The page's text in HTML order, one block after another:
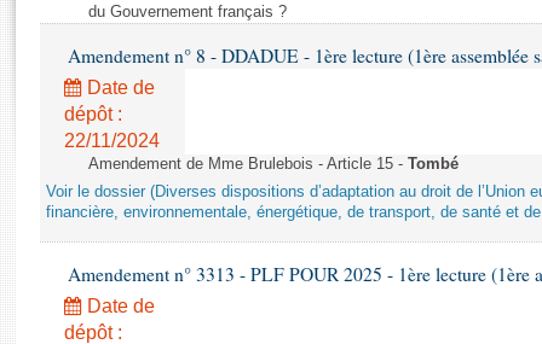
Rapports législatifs
Rapports sur l'application des lois
Baromètre de l’application des lois
Comptes rendus des débats
du Gouvernement français ?
Amendement n° 8 - DDADUE - 1ère lecture (1ère assemblée
Date de
dépôt :
22/11/2024
Amendement de Mme Brulebois - Article 15 - Tombé
Voir le dossier (Diverses dispositions d’adaptation au droit de l’Union
financière, environnementale, énergétique, de transport, de santé et
Amendement n° 3313 - PLF POUR 2025 - 1ère lecture (1ère
Date de
dépôt :